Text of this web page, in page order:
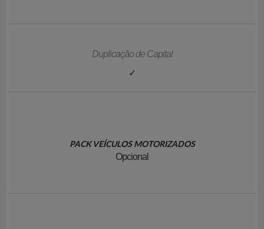
Duplicação de Capital
✓
PACK VEÍCULOS MOTORIZADOS
Opcional